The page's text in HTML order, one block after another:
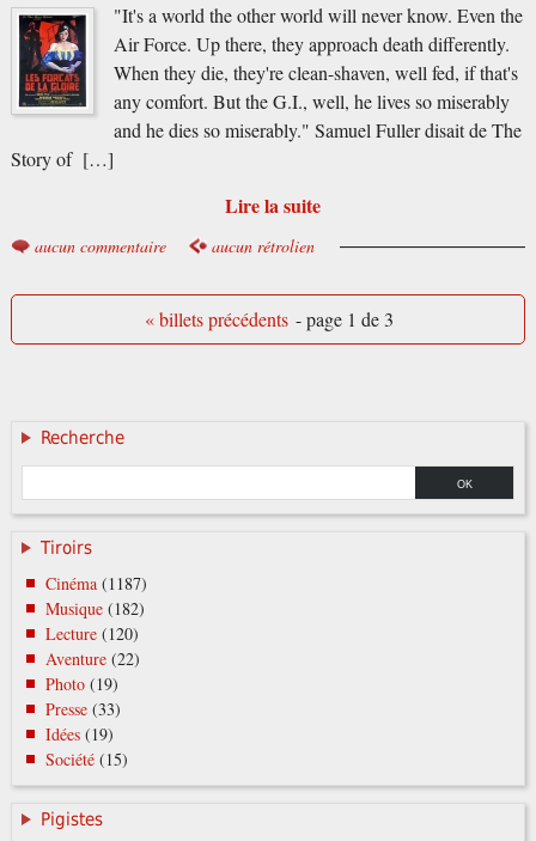
"It's a world the other world will never know. Even the
Air Force. Up there, they approach death differently.
When they die, they're clean-shaven, well fed, if that's
any comfort. But the G.I., well, he lives so miserably
and he dies so miserably." Samuel Fuller disait de The
Story of […]
Lire la suite
aucun commentaire aucun rétrolien
« billets précédents - page 1 de 3
Recherche
Tiroirs
Cinéma (1187)
Musique (182)
Lecture (120)
Aventure (22)
Photo (19)
Presse (33)
Idées (19)
Société (15)
Pigistes